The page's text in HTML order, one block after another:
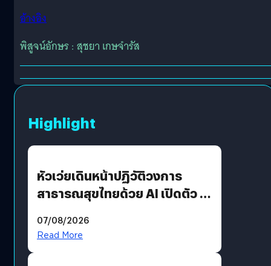
อ้างอิง
พิสูจน์อักษร : สุชยา เกษจำรัส
Highlight
หัวเว่ยเดินหน้าปฏิวัติวงการ
สาธารณสุขไทยด้วย AI เปิดตัว 4
AI เพื่อการแพทย์ในประเทศไทย
07/08/2026
Read More